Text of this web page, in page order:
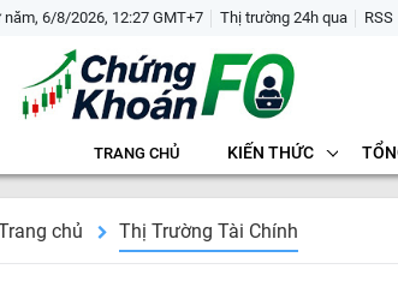
năm, 6/8/2026, 12:27 GMT+7 Thị trường 24h qua RSS
TRANG CHỦ KIẾN THỨC
chủ Thị Trường Tài Chính